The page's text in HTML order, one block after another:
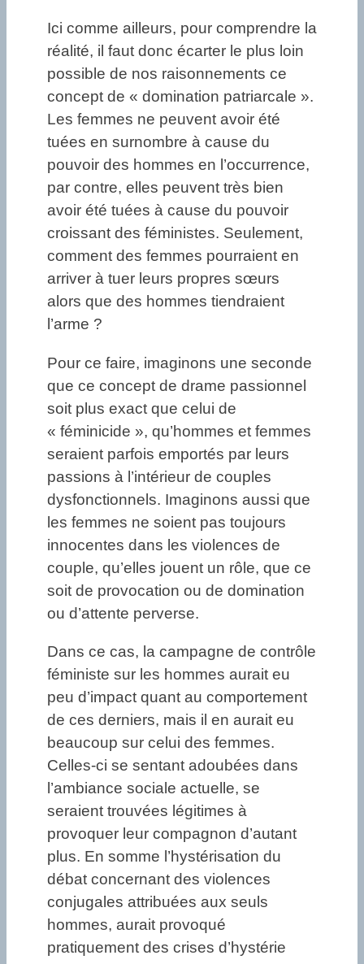
Ici comme ailleurs, pour comprendre la
réalité, il faut donc écarter le plus loin
possible de nos raisonnements ce
concept de « domination patriarcale ».
Les femmes ne peuvent avoir été
tuées en surnombre à cause du
pouvoir des hommes en l’occurrence,
par contre, elles peuvent très bien
avoir été tuées à cause du pouvoir
croissant des féministes. Seulement,
comment des femmes pourraient en
arriver à tuer leurs propres sœurs
alors que des hommes tiendraient
l’arme ?
Pour ce faire, imaginons une seconde
que ce concept de drame passionnel
soit plus exact que celui de
« féminicide », qu’hommes et femmes
seraient parfois emportés par leurs
passions à l’intérieur de couples
dysfonctionnels. Imaginons aussi que
les femmes ne soient pas toujours
innocentes dans les violences de
couple, qu’elles jouent un rôle, que ce
soit de provocation ou de domination
ou d’attente perverse.
Dans ce cas, la campagne de contrôle
féministe sur les hommes aurait eu
peu d’impact quant au comportement
de ces derniers, mais il en aurait eu
beaucoup sur celui des femmes.
Celles-ci se sentant adoubées dans
l’ambiance sociale actuelle, se
seraient trouvées légitimes à
provoquer leur compagnon d’autant
plus. En somme l’hystérisation du
débat concernant des violences
conjugales attribuées aux seuls
hommes, aurait provoqué
pratiquement des crises d’hystérie